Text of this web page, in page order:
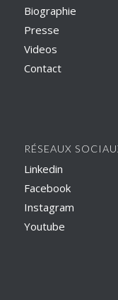
Biographie
Presse
Videos
Contact
RÉSEAUX
Linkedin
Facebook
Instagram
Youtube